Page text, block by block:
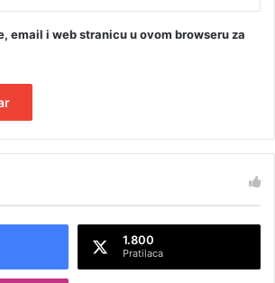
email i web stranicu u ovom browseru za
1.800
Pratilaca